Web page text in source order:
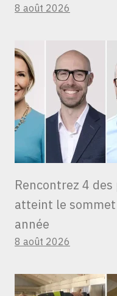
8 août 2026
Rencontrez 4
atteint le
année
8 août 2026